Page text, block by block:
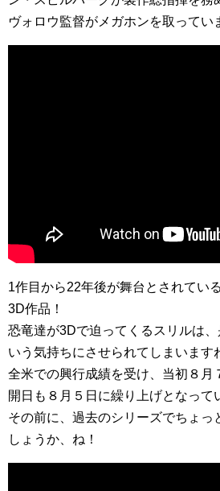
ヴォロウ監督がメガホンを取ってい
1作目から22年後が舞台とされてい
3D作品！
恐竜達が3Dで迫ってくるスリルは
いう気持ちにさせられてしまいます
全米での興行成績を受け、当初８月
開日も８月５日に繰り上げとなって
その前に、過去のシリーズでちょっ
しょうか、ね！